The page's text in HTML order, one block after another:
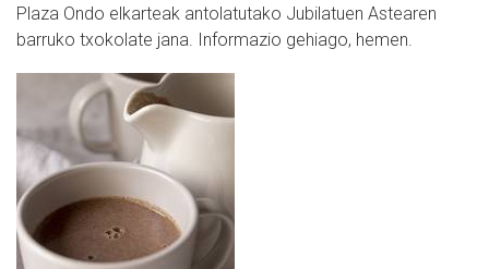
Plaza Ondo elkarteak antolatutako Jubilatuen Astearen
barruko txokolate jana. Informazio gehiago, hemen.